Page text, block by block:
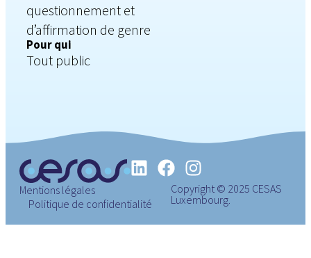
questionnement et
d’affirmation de genre
Pour qui
Tout public
Copyright © 2025 CESAS
Luxembourg.
Mentions légales
Politique de confidentialité